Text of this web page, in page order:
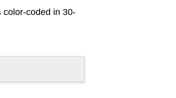
color-coded in 30-